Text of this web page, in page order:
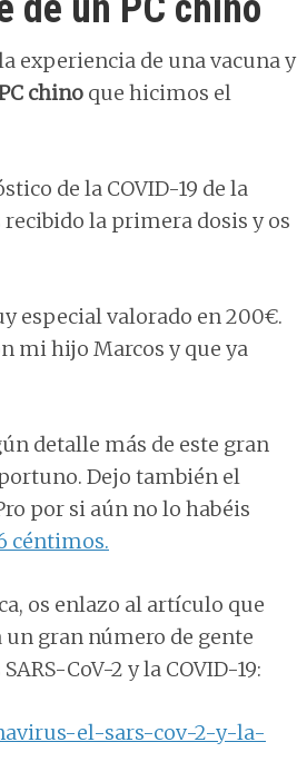
experiencia de una vacuna y
chino que hicimos el
de la COVID-19 de la
la primera dosis y os
especial valorado en 200€.
mi hijo Marcos y que ya
detalle más de este gran
Dejo también el
por si aún no lo habéis
céntimos.
os enlazo al artículo que
un gran número de gente
CoV-2 y la COVID-19:
el-sars-cov-2-y-la-